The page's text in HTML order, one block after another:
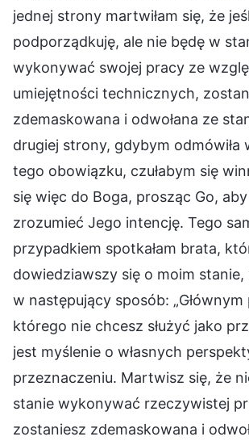
jednej strony martwiłam się, że
podporządkuję, ale nie będę w
wykonywać swojej pracy ze
umiejętności technicznych,
zdemaskowana i odwołana ze
drugiej strony, gdybym odmówiła
tego obowiązku, czułabym się
się więc do Boga, prosząc Go, aby
zrozumieć Jego intencję. Tego
przypadkiem spotkałam brata,
dowiedziawszy się o moim stanie,
w następujący sposób:
którego nie chcesz służyć jako
jest myślenie o własnych
przeznaczeniu. Martwisz się, że
stanie wykonywać rzeczywistej
zostaniesz zdemaskowana i